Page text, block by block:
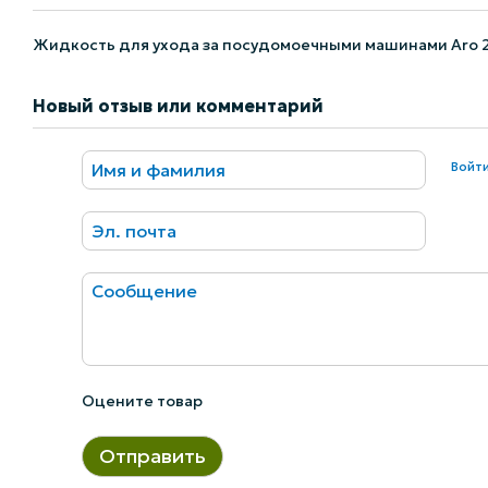
Жидкость для ухода за посудомоечными машинами Aro
Новый отзыв или комментарий
Оцените товар
Отправить